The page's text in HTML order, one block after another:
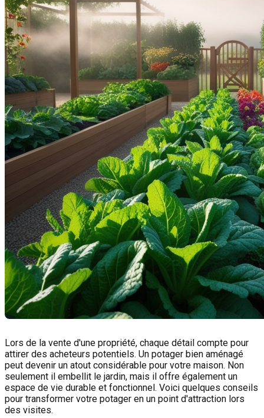
Lors de la vente d'une propriété, chaque détail compte pour
attirer des acheteurs potentiels. Un potager bien aménagé
peut devenir un atout considérable pour votre maison. Non
seulement il embellit le jardin, mais il offre également un
espace de vie durable et fonctionnel. Voici quelques conseils
pour transformer votre potager en un point d'attraction lors
des visites.